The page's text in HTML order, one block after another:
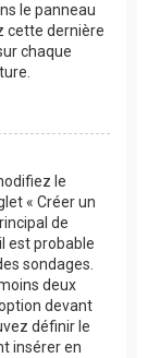
le panneau
cette dernière
chaque
le
« Créer un
de
est probable
sondages.
deux
devant
définir le
insérer en